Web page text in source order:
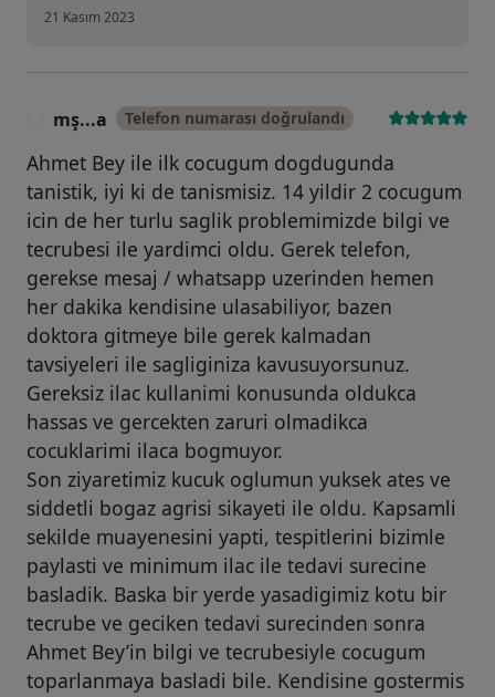
21 Kasım 2023
mş...a Telefon numarası doğrulandı
Ahmet Bey ile ilk cocugum dogdugunda
tanistik, iyi ki de tanismisiz. 14 yildir 2 cocugum
icin de her turlu saglik problemimizde bilgi ve
tecrubesi ile yardimci oldu. Gerek telefon,
gerekse mesaj / whatsapp uzerinden hemen
her dakika kendisine ulasabiliyor, bazen
doktora gitmeye bile gerek kalmadan
tavsiyeleri ile sagliginiza kavusuyorsunuz.
Gereksiz ilac kullanimi konusunda oldukca
hassas ve gercekten zaruri olmadikca
cocuklarimi ilaca bogmuyor.
Son ziyaretimiz kucuk oglumun yuksek ates ve
siddetli bogaz agrisi sikayeti ile oldu. Kapsamli
sekilde muayenesini yapti, tespitlerini bizimle
paylasti ve minimum ilac ile tedavi surecine
basladik. Baska bir yerde yasadigimiz kotu bir
tecrube ve geciken tedavi surecinden sonra
Ahmet Bey’in bilgi ve tecrubesiyle cocugum
toparlanmaya basladi bile. Kendisine gostermis